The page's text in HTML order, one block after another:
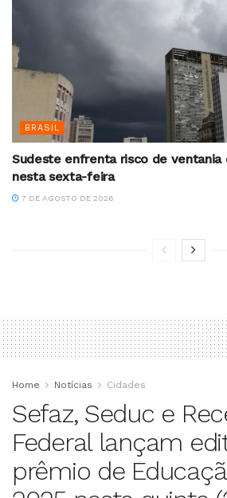
BRASIL
Sudeste enfrenta risco de ventania
nesta sexta-feira
7 DE AGOSTO DE 2026
Home Notícias Cidades
Sefaz, Seduc e
Federal lançam
prêmio de